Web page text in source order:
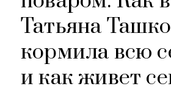
Татьяна
кормила всю
и как живет